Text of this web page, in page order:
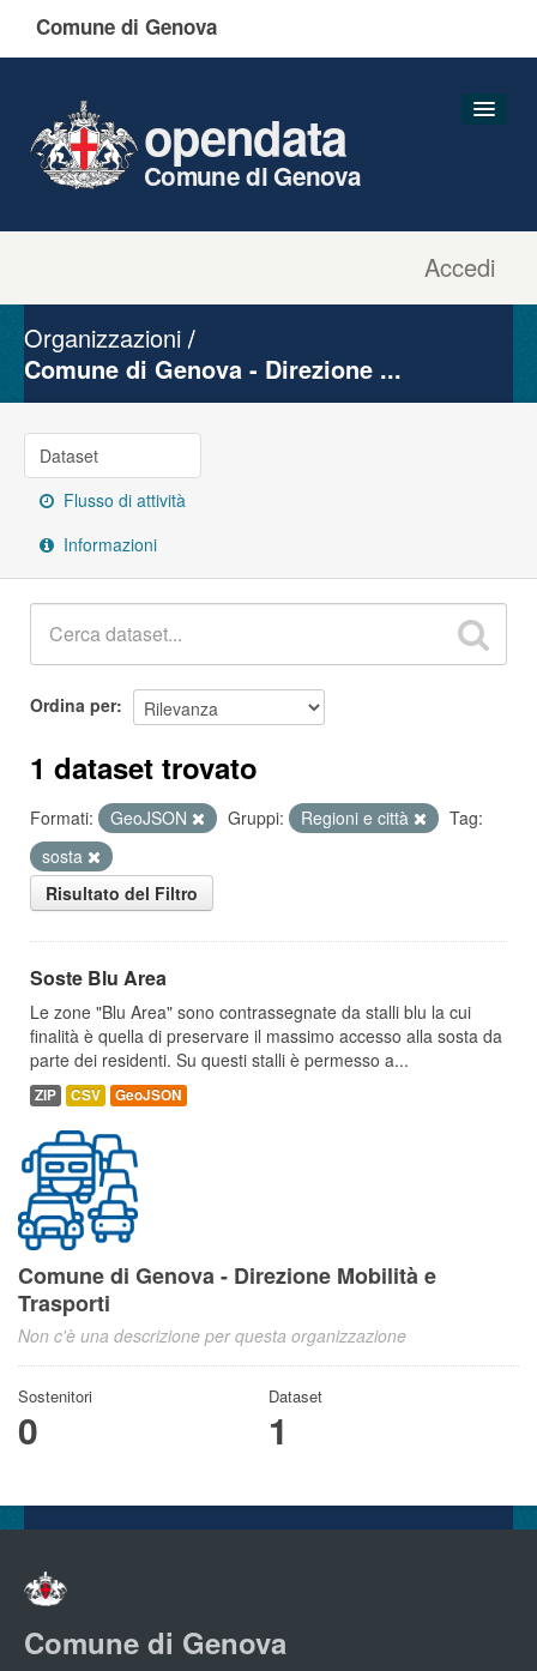
Comune di Genova
Accedi
opendata
Comune di Genova
Gruppi
Organizzazioni
Comune di Genova - Direzione ...
Dataset
Flusso di attività
Informazioni
Ordina per
1 dataset trovato
Formati: GeoJSON Gruppi: Regioni e città
Tag:
sosta
Risultato del Filtro
Soste Blu Area
Le zone "Blu Area" sono contrassegnate da stalli blu la cui
finalità è quella di preservare il massimo accesso alla sosta da
parte dei residenti. Su questi stalli è permesso a...
ZIP CSV GeoJSON
Comune di Genova - Direzione Mobilità e
Trasporti
Non c'è una descrizione per questa organizzazione
Sostenitori
0
Dataset
1
Comune di Genova